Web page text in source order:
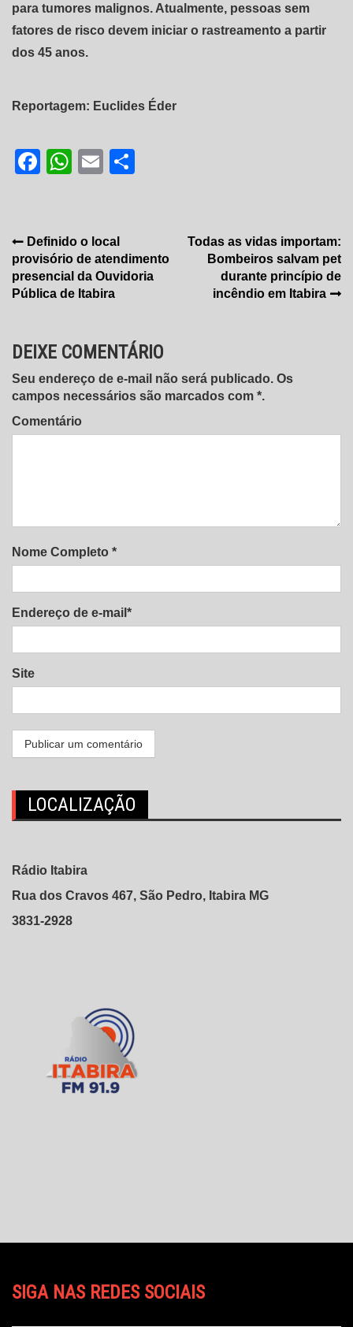
para tumores malignos. Atualmente, pessoas sem
fatores de risco devem iniciar o rastreamento a partir
dos 45 anos.
Reportagem: Euclides Éder
Facebook
WhatsApp
Email
Navegação
de
Post
Definido o local
provisório de atendimento
presencial da Ouvidoria
Pública de Itabira
Todas as vidas importam:
Bombeiros salvam pet
durante princípio de
incêndio em Itabira
DEIXE COMENTÁRIO
Seu endereço de e-mail não será publicado. Os
campos necessários são marcados com *.
Comentário
Nome Completo *
Endereço de e-mail*
Site
LOCALIZAÇÃO
Rádio Itabira
Rua dos Cravos 467, São Pedro, Itabira MG
3831-2928
SIGA NAS REDES SOCIAIS